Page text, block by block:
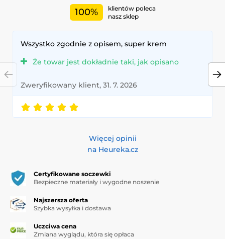
100%
klientów poleca
nasz sklep
Wszystko zgodnie z opisem, super krem
Że towar jest dokładnie taki, jak opisano
Zweryfikowany klient, 31. 7. 2026
Więcej opinii
na Heureka.cz
Certyfikowane soczewki
Bezpieczne materiały i wygodne noszenie
Najszersza oferta
Szybka wysyłka i dostawa
Uczciwa cena
Zmiana wyglądu, która się opłaca